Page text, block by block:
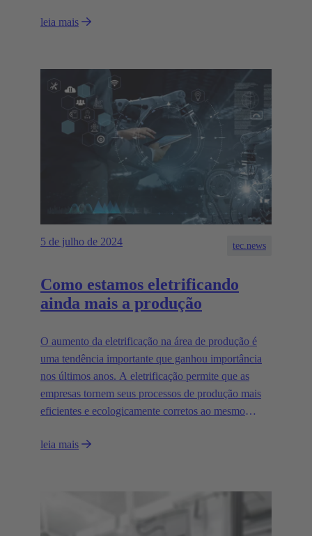
leia mais
5 de julho de 2024 tec.news
Como estamos eletrificando
ainda mais a produção
O aumento da eletrificação na área de produção é
uma tendência importante que ganhou importância
nos últimos anos. A eletrificação permite que as
empresas tornem seus processos de produção mais
eficientes e ecologicamente corretos ao mesmo
reduzir os custos de energia e as emissões de CO2.
leia mais